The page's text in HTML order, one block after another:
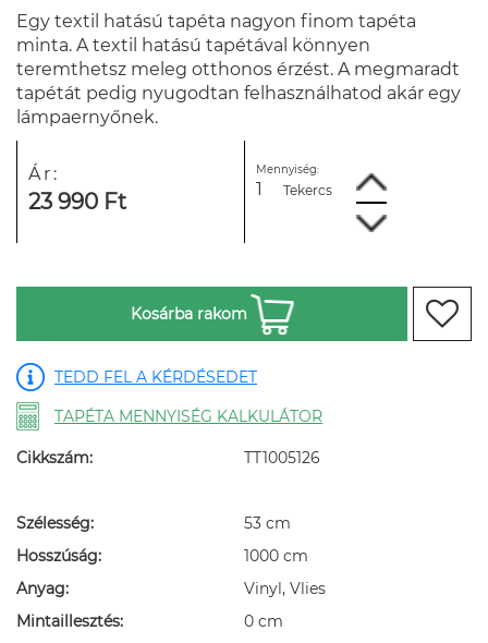
Egy textil hatású tapéta nagyon finom tapéta
minta. A textil hatású tapétával könnyen
teremthetsz meleg otthonos érzést. A megmaradt
tapétát pedig nyugodtan felhasználhatod akár egy
lámpaernyőnek.
Ár:
23 990 Ft
Mennyiség:
Tekercs
Kosárba rakom
TEDD FEL A KÉRDÉSEDET
TAPÉTA MENNYISÉG KALKULÁTOR
Cikkszám: TT1005126
Szélesség:
53 cm
Hosszúság:
1000 cm
Anyag:
Vinyl, Vlies
Mintaillesztés:
0 cm